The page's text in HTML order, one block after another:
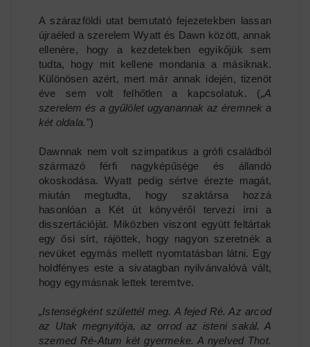
A szárazföldi utat bemutató fejezetekben lassan
újraéled a szerelem Wyatt és Dawn között, annak
ellenére, hogy a kezdetekben egyikőjük sem
tudta, hogy mit kellene mondania a másiknak.
Különösen azért, mert már annak idején, tizenöt
éve sem volt felhőtlen a kapcsolatuk. („A
szerelem és a gyűlölet ugyanannak az éremnek a
két oldala.”)
Dawnnak nem volt szimpatikus a grófi családból
származó férfi nagyképűsége és állandó
okoskodása. Wyatt pedig sértve érezte magát,
miután megtudta, hogy szaktársa hozzá
hasonlóan a Két út könyvéről tervezi írni a
disszertációját. Miközben viszont együtt feltártak
egy ősi sírt, rájöttek, hogy nagyon szeretnék a
nevüket egymás mellett nyomtatásban látni. Egy
holdfényes este a sivatagban nyilvánvalóvá vált,
hogy egymásnak lettek teremtve.
„Istenségként születtél meg. A fejed Ré. Az arcod
az Utak megnyitója, az orrod az isteni sakál. A
szemed Ré-Atum két gyermeke. A nyelved Thot.